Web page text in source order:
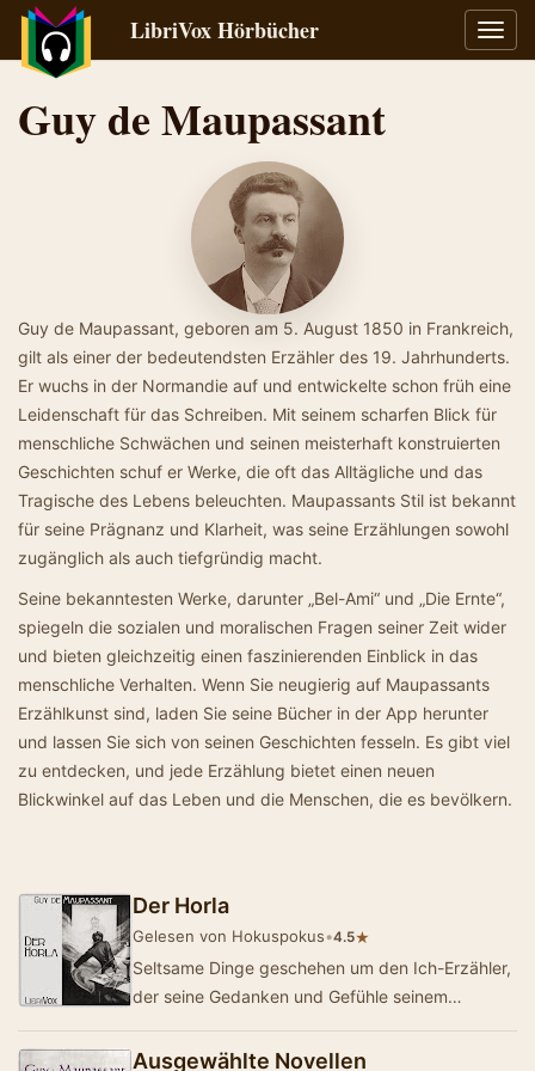
LibriVox Hörbücher
Guy de Maupassant
Guy de Maupassant, geboren am 5. August 1850 in Frankreich,
gilt als einer der bedeutendsten Erzähler des 19. Jahrhunderts.
Er wuchs in der Normandie auf und entwickelte schon früh eine
Leidenschaft für das Schreiben. Mit seinem scharfen Blick für
menschliche Schwächen und seinen meisterhaft konstruierten
Geschichten schuf er Werke, die oft das Alltägliche und das
Tragische des Lebens beleuchten. Maupassants Stil ist bekannt
für seine Prägnanz und Klarheit, was seine Erzählungen sowohl
zugänglich als auch tiefgründig macht.
Seine bekanntesten Werke, darunter „Bel-Ami“ und „Die Ernte“,
spiegeln die sozialen und moralischen Fragen seiner Zeit wider
und bieten gleichzeitig einen faszinierenden Einblick in das
menschliche Verhalten. Wenn Sie neugierig auf Maupassants
Erzählkunst sind, laden Sie seine Bücher in der App herunter
und lassen Sie sich von seinen Geschichten fesseln. Es gibt viel
zu entdecken, und jede Erzählung bietet einen neuen
Blickwinkel auf das Leben und die Menschen, die es bevölkern.
Der Horla
Gelesen von Hokuspokus•4.5★
Seltsame Dinge geschehen um den Ich-Erzähler,
der seine Gedanken und Gefühle seinem
schreckl…
Ausgewählte Novellen